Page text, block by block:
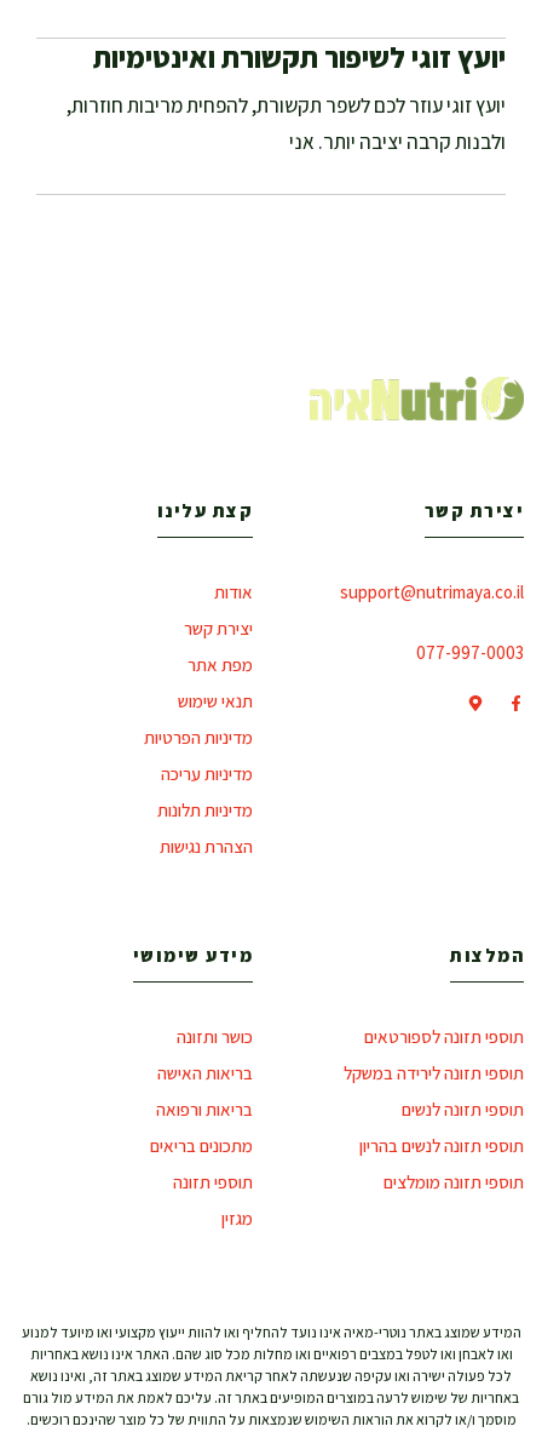
יועץ זוגי לשיפור תקשורת ואינטימיות
יועץ זוגי עוזר לכם לשפר תקשורת, להפחית מריבות חוזרות,
ולבנות קרבה יציבה יותר. אני
יצירת קשר
support@nutrimaya.co.il
077-997-0003
קצת עלינו
אודות
יצירת קשר
מפת אתר
תנאי שימוש
מדיניות הפרטיות
מדיניות עריכה
מדיניות תלונות
הצהרת נגישות
המלצות
תוספי תזונה לספורטאים
תוספי תזונה לירידה במשקל
תוספי תזונה לנשים
תוספי תזונה לנשים בהריון
תוספי תזונה מומלצים
מידע שימושי
כושר ותזונה
בריאות האישה
בריאות ורפואה
מתכונים בריאים
תוספי תזונה
מגזין
המידע שמוצג באתר נוטרי-מאיה אינו נועד להחליף ואו להוות ייעוץ מקצועי ואו מיועד למנוע
ואו לאבחן ואו לטפל במצבים רפואיים ואו מחלות מכל סוג שהם. האתר אינו נושא באחריות
לכל פעולה ישירה ואו עקיפה שנעשתה לאחר קריאת המידע שמוצג באתר זה, ואינו נושא
באחריות של שימוש לרעה במוצרים המופיעים באתר זה. עליכם לאמת את המידע מול גורם
מוסמך ו/או לקרוא את הוראות השימוש שנמצאות על התווית של כל מוצר שהינכם רוכשים.